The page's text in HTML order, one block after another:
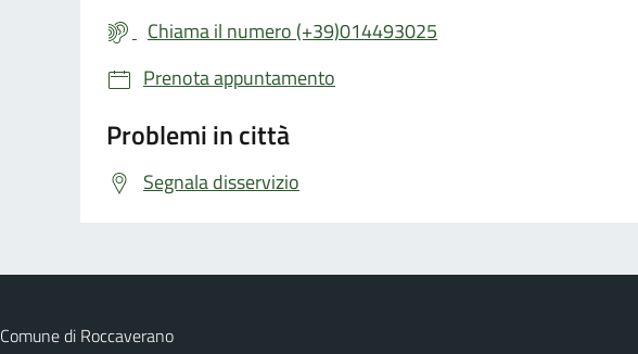
Chiama il numero (+39)014493025
Prenota appuntamento
Problemi in città
Segnala disservizio
Comune di Roccaverano